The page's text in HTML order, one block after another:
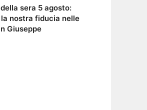
sera 5 agosto:
nostra fiducia nelle
Giuseppe